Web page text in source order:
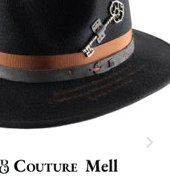
Couture Mell